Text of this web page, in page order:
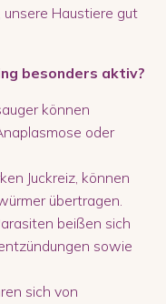
Haustiere gut
besonders aktiv?
können
oder
Juckreiz, können
übertragen.
beißen sich
sowie
sich von